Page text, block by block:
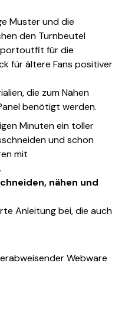
Muster und die
den Turnbeutel
für die
für ältere Fans positiver
die zum Nähen
benötigt werden.
Minuten ein toller
und schon
mit
nähen und
Anleitung bei, die auch
Webware